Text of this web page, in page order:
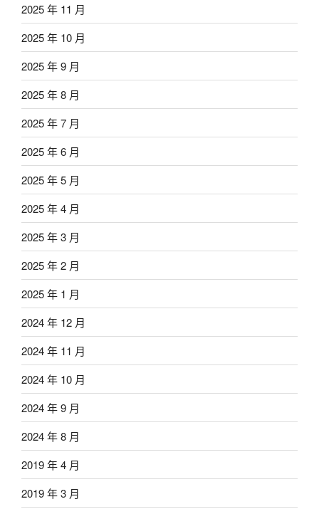
2025 年 11 月
2025 年 10 月
2025 年 9 月
2025 年 8 月
2025 年 7 月
2025 年 6 月
2025 年 5 月
2025 年 4 月
2025 年 3 月
2025 年 2 月
2025 年 1 月
2024 年 12 月
2024 年 11 月
2024 年 10 月
2024 年 9 月
2024 年 8 月
2019 年 4 月
2019 年 3 月